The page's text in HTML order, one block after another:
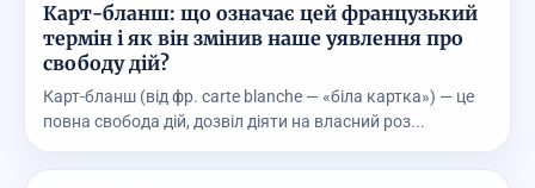
Карт-бланш: що означає цей французький
термін і як він змінив наше уявлення про
свободу дій?
Карт-бланш (від фр. carte blanche — «біла картка») — це
повна свобода дій, дозвіл діяти на власний роз...